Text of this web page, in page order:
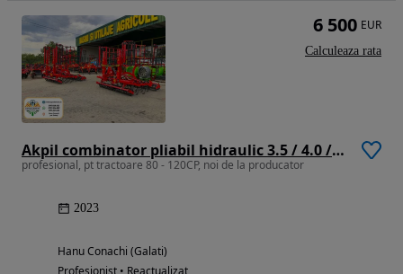
Akpil combinator pliabil hidraulic 3.5 / 4.0 / 4.5m
profesional, pt tractoare 80 - 120CP, noi de la producator
2023
Hanu Conachi (Galati)
Profesionist • Reactualizat
6 500 EUR
Calculeaza rata